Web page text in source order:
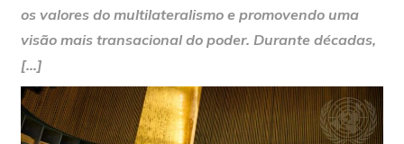
os valores do multilateralismo e promovendo uma
visão mais transacional do poder. Durante décadas,
[…]